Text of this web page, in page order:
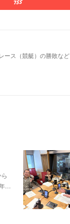
ス（競艇）の勝敗など
…